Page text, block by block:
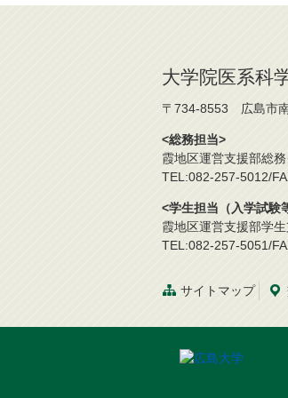
大学院医系科
〒734-8553 広島市
<総務担当>
霞地区運営支援部総
TEL:082-257-5012/
<学生担当（入学試験
霞地区運営支援部学
TEL:082-257-5051/
サイトマップ